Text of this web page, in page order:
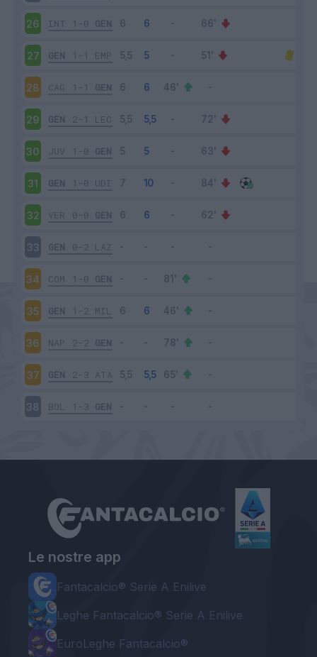
26 INT 1-0 GEN
27 GEN 1-1 EMP
28 CAG 1-1 GEN
29 GEN 2-1 LEC
30 JUV 1-0 GEN
31 GEN 1-0 UDI
32 VER 0-0 GEN
33 GEN 0-2 LAZ
34 COM 1-0 GEN
35 GEN 1-2 MIL
36 NAP 2-2 GEN
37 GEN 2-3 ATA
38 BOL 1-3 GEN
Le nostre app
Fantacalcio® Serie A Enilive
Leghe Fantacalcio® Serie A Enilive
EuroLeghe Fantacalcio®